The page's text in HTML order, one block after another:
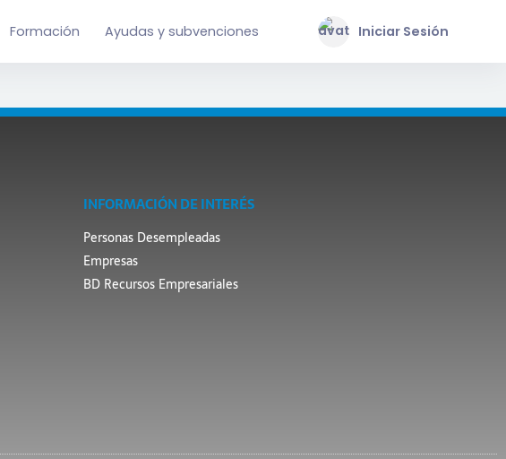
Formación Ayudas y subvenciones Iniciar Sesión
INFORMACIÓN DE INTERÉS
Personas Desempleadas
Empresas
BD Recursos Empresariales